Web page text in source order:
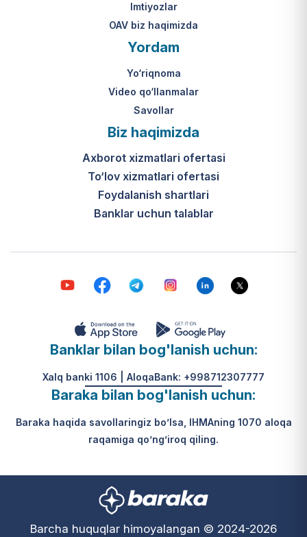
Imtiyozlar
OAV biz haqimizda
Yordam
Yo‘riqnoma
Video qo‘llanmalar
Savollar
Biz haqimizda
Axborot xizmatlari ofertasi
To‘lov xizmatlari ofertasi
Foydalanish shartlari
Banklar uchun talablar
Banklar bilan bog'lanish uchun:
Xalq banki 1106 | AloqaBank: +998712307777
Baraka bilan bog'lanish uchun:
Baraka haqida savollaringiz bo’lsa, IHMAning 1070 aloqa
raqamiga qo’ng’iroq qiling.
Barcha huquqlar himoyalangan © 2024-2026